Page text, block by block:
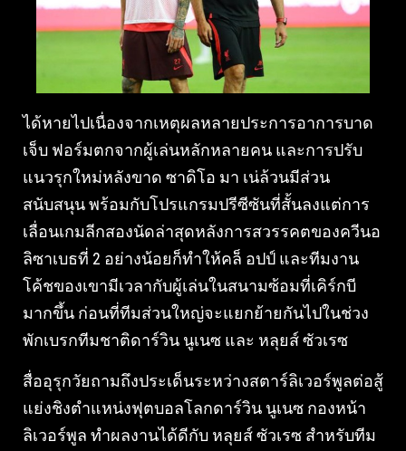
ได้หายไปเนื่องจากเหตุผลหลายประการอาการบาด
เจ็บ ฟอร์มตกจากผู้เล่นหลักหลายคน และการปรับ
แนวรุกใหม่หลังขาด ซาดิโอ มา เน่ล้วนมีส่วน
สนับสนุน พร้อมกับโปรแกรมปรีซีซันที่สั้นลงแต่การ
เลื่อนเกมลีกสองนัดล่าสุดหลังการสวรรคตของควีนอ
ลิซาเบธที่ 2 อย่างน้อยก็ทำให้คล็ อปป์ และทีมงาน
โค้ชของเขามีเวลากับผู้เล่นในสนามซ้อมที่เคิร์กบี
มากขึ้น ก่อนที่ทีมส่วนใหญ่จะแยกย้ายกันไปในช่วง
พักเบรกทีมชาติดาร์วิน นูเนซ และ หลุยส์ ซัวเรซ
สื่ออุรุกวัยถามถึงประเด็นระหว่างสตาร์ลิเวอร์พูลต่อสู้
แย่งชิงตำแหน่งฟุตบอลโลกดาร์วิน นูเนซ กองหน้า
ลิเวอร์พูล ทำผลงานได้ดีกับ หลุยส์ ซัวเรซ สำหรับทีม